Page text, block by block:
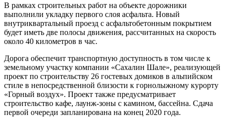
В рамках строительных работ на объекте дорожники
выполнили укладку первого слоя асфальта. Новый
внутриквартальный проезд с асфальтобетонным покрытием
будет иметь две полосы движения, рассчитанных на скорость
около 40 километров в час.
Дорога обеспечит транспортную доступность в том числе к
земельному участку компании «Сахалин Шале», реализующей
проект по строительству 26 гостевых домиков в альпийском
стиле в непосредственной близости к горнолыжному курорту
«Горный воздух». Проект также предусматривает
строительство кафе, лаунж-зоны с камином, бассейна. Сдача
первой очереди запланирована на конец 2020 года.